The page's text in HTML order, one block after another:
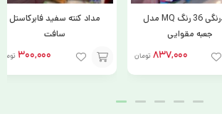
مدادرنگی 36 رنگ MQ مدل
مداد کنته سفید فابرکاستل
300,000
افزودن
به
مداد
انتخاب